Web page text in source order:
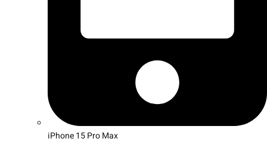
iPhone 15 Pro Max